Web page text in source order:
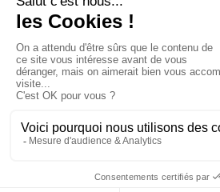
69140 RILLIEUX-LA-PAPE
04 78 39 94 06
contact@brokertech.fr
MON COMPTE
NOTRE ENTREPRISE